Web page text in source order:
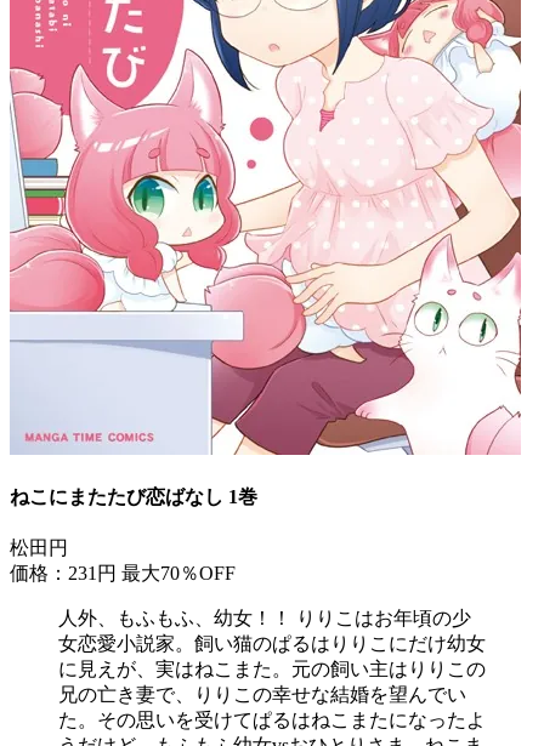
ねこにまたたび恋ばなし 1巻
松田円
価格：231円 最大70％OFF
人外、もふもふ、幼女！！ りりこはお年頃の少
女恋愛小説家。飼い猫のぱるはりりこにだけ幼女
に見えが、実はねこまた。元の飼い主はりりこの
兄の亡き妻で、りりこの幸せな結婚を望んでい
た。その思いを受けてぱるはねこまたになったよ